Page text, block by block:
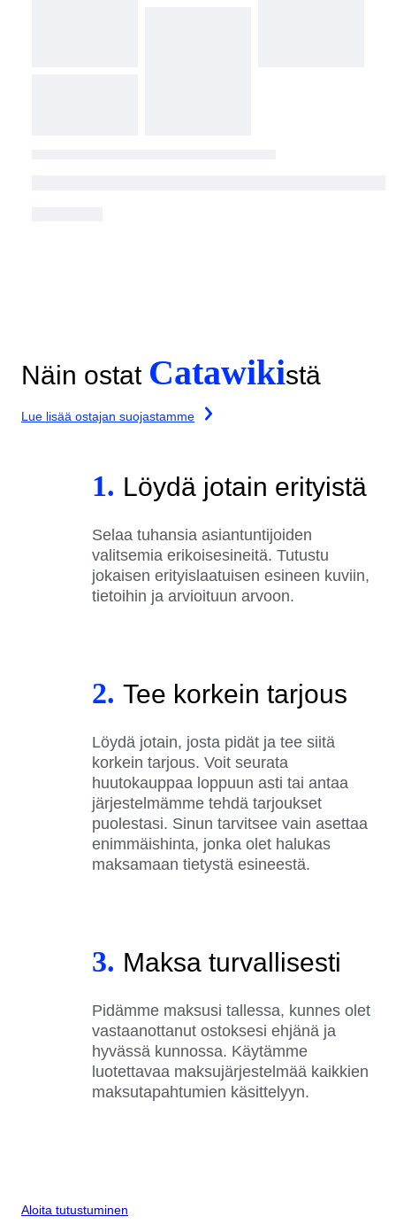
Näin ostat Catawikistä
Lue lisää ostajan suojastamme
1. Löydä jotain erityistä
Selaa tuhansia asiantuntijoiden
valitsemia erikoisesineitä. Tutustu
jokaisen erityislaatuisen esineen kuviin,
tietoihin ja arvioituun arvoon.
2. Tee korkein tarjous
Löydä jotain, josta pidät ja tee siitä
korkein tarjous. Voit seurata
huutokauppaa loppuun asti tai antaa
järjestelmämme tehdä tarjoukset
puolestasi. Sinun tarvitsee vain asettaa
enimmäishinta, jonka olet halukas
maksamaan tietystä esineestä.
3. Maksa turvallisesti
Pidämme maksusi tallessa, kunnes olet
vastaanottanut ostoksesi ehjänä ja
hyvässä kunnossa. Käytämme
luotettavaa maksujärjestelmää kaikkien
maksutapahtumien käsittelyyn.
Aloita tutustuminen